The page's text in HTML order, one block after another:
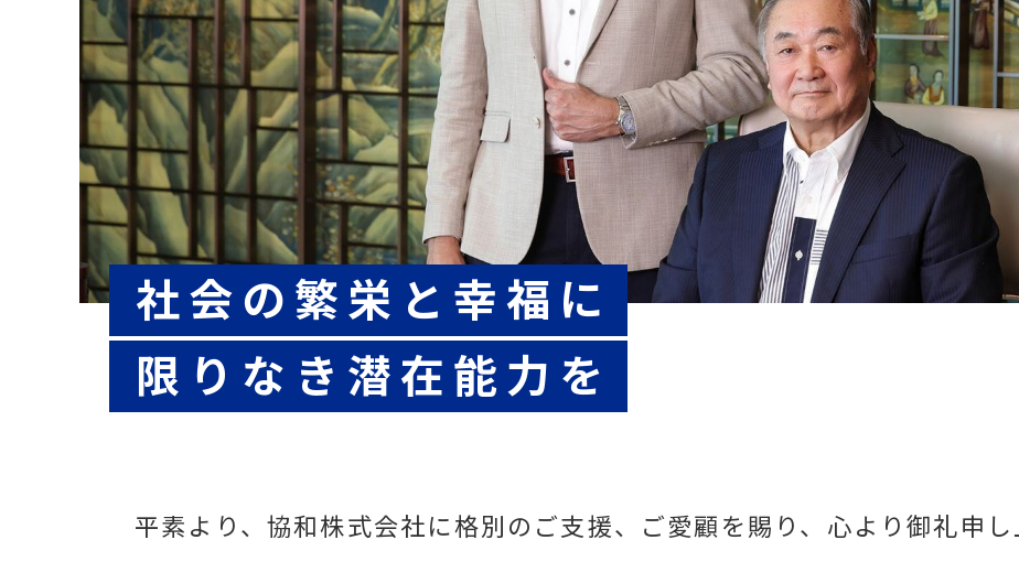
社会の繁栄と幸福に
限りなき潜在能力を
平素より、協和株式会社に格別のご支援、ご愛顧を賜り、心より御礼申し